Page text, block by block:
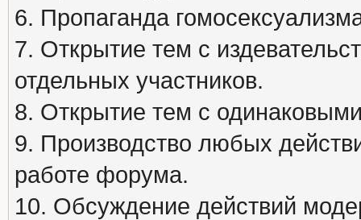
6. Пропаганда
7. Открытие тем с
отдельных участников.
8. Открытие тем с
9. Производство любых
работе форума.
10. Обсуждение действий